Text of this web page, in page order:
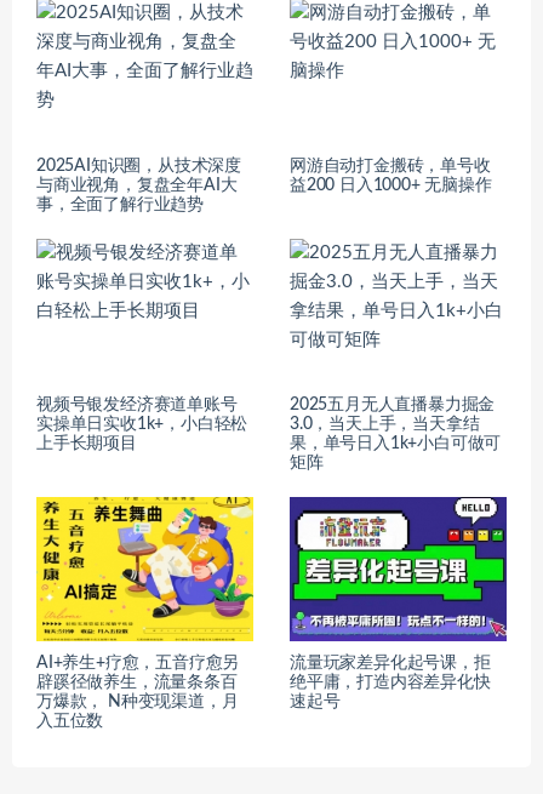
2025AI知识圈，从技术深度
与商业视角，复盘全年AI大
事，全面了解行业趋势
网游自动打金搬砖，单号收
益200 日入1000+ 无脑操作
视频号银发经济赛道单账号
实操单日实收1k+，小白轻松
上手长期项目
2025五月无人直播暴力掘金
3.0，当天上手，当天拿结
果，单号日入1k+小白可做可
矩阵
AI+养生+疗愈，五音疗愈另
辟蹊径做养生，流量条条百
万爆款， N种变现渠道，月
入五位数
流量玩家差异化起号课，​拒
绝平庸，打造内容差异化快
速起号